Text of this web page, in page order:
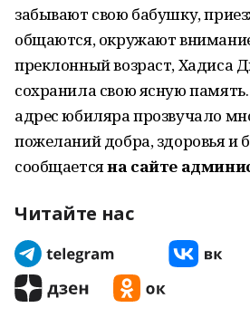
забывают свою бабушку,
общаются, окружают
преклонный возраст, Хадиса
сохранила свою ясную память.
адрес юбиляра прозвучало
пожеланий добра, здоровья и
сообщаетсяна сайте
Читайте нас